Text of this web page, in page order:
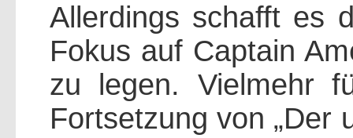
Allerdings schafft es
Fokus auf Captain
zu legen. Vielmehr
Fortsetzung von „Der